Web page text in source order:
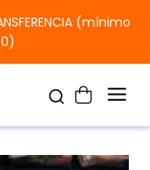
(mínimo